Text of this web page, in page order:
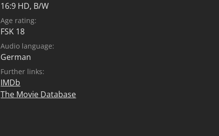
16:9 HD, B/W
Age rating:
FSK 18
Audio language:
German
Further links:
IMDb
The Movie Database